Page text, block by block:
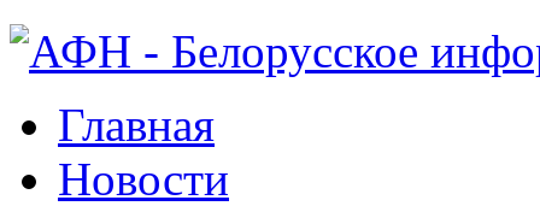
Главная
Новости